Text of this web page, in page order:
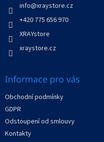
info@xraystore.cz
+420 775 656 970
XRAYstore
xraystore.cz
Informace pro vás
Obchodní podmínky
GDPR
Odstoupení od smlouvy
Kontakty